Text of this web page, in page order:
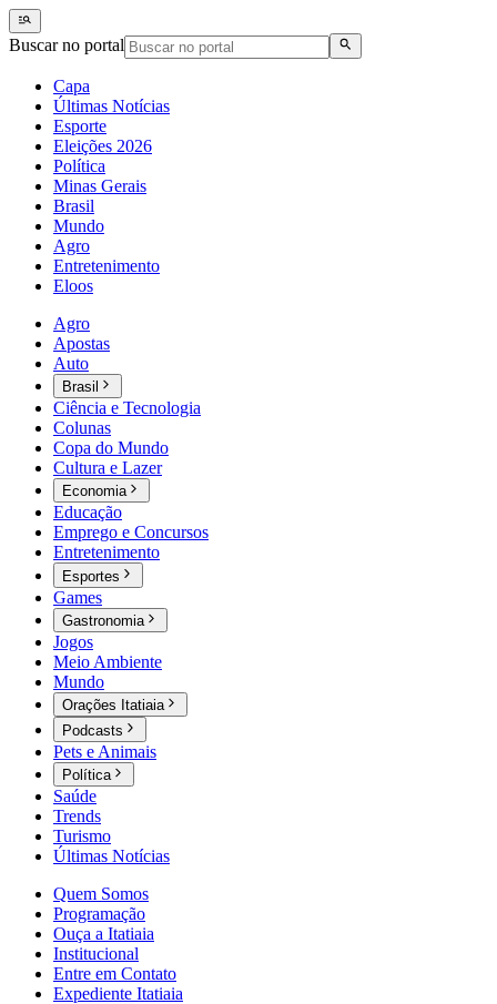
Buscar no portal
Capa
Últimas Notícias
Esporte
Eleições 2026
Política
Minas Gerais
Brasil
Mundo
Agro
Entretenimento
Eloos
Agro
Apostas
Auto
Brasil
Ciência e Tecnologia
Colunas
Copa do Mundo
Cultura e Lazer
Economia
Educação
Emprego e Concursos
Entretenimento
Esportes
Games
Gastronomia
Jogos
Meio Ambiente
Mundo
Orações Itatiaia
Podcasts
Pets e Animais
Política
Saúde
Trends
Turismo
Últimas Notícias
Quem Somos
Programação
Ouça a Itatiaia
Institucional
Entre em Contato
Expediente Itatiaia